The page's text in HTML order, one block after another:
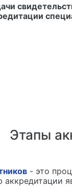
Этапы
- это